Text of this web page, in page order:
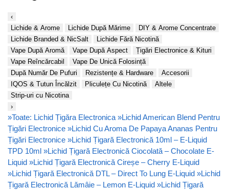
‹
Lichide & Arome
Lichide După Mărime
DIY & Arome Concentrate
Lichide Branded & NicSalt
Lichide Fără Nicotină
Vape După Aromă
Vape După Aspect
Țigări Electronice & Kituri
Vape Reîncărcabil
Vape De Unică Folosință
După Număr De Pufuri
Rezistențe & Hardware
Accesorii
IQOS & Tutun Încălzit
Pliculețe Cu Nicotină
Altele
Strip-uri cu Nicotina
›
»Toate: Lichid Țigăra Electronica »Lichid American Blend Pentru
Țigări Electronice »Lichid Cu Aroma De Papaya Ananas Pentru
Țigări Electronice »Lichid Țigară Electronică 10ml – E-Liquid
TPD 10ml »Lichid Țigară Electronică Ciocolată – Chocolate E-
Liquid »Lichid Țigară Electronică Cireșe – Cherry E-Liquid
»Lichid Țigară Electronică DTL – Direct To Lung E-Liquid »Lichid
Țigară Electronică Lămâie – Lemon E-Liquid »Lichid Țigară